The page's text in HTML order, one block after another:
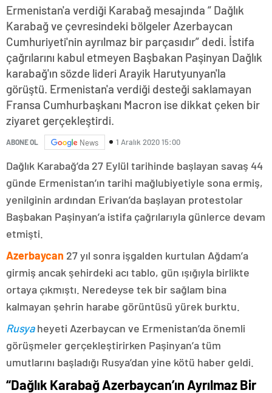
Ermenistan'a verdiği Karabağ mesajında “ Dağlık
Karabağ ve çevresindeki bölgeler Azerbaycan
Cumhuriyeti'nin ayrılmaz bir parçasıdır” dedi. İstifa
çağrılarını kabul etmeyen Başbakan Paşinyan Dağlık
karabağ'ın sözde lideri Arayik Harutyunyan'la
görüştü. Ermenistan'a verdiği desteği saklamayan
Fransa Cumhurbaşkanı Macron ise dikkat çeken bir
ziyaret gerçekleştirdi.
ABONE OL News 1 Aralık 2020 15:00
Dağlık Karabağ’da 27 Eylül tarihinde başlayan savaş 44
günde Ermenistan’ın tarihi mağlubiyetiyle sona ermiş,
yenilginin ardından Erivan’da başlayan protestolar
Başbakan Paşinyan’a istifa çağrılarıyla günlerce devam
etmişti.
Azerbaycan 27 yıl sonra işgalden kurtulan Ağdam’a
girmiş ancak şehirdeki acı tablo, gün ışığıyla birlikte
ortaya çıkmıştı. Neredeyse tek bir sağlam bina
kalmayan şehrin harabe görüntüsü yürek burktu.
Rusyaheyeti Azerbaycan ve Ermenistan’da önemli
görüşmeler gerçekleştirirken Paşinyan’a tüm
umutlarını başladığı Rusya’dan yine kötü haber geldi.
“Dağlık Karabağ Azerbaycan’ın Ayrılmaz Bir